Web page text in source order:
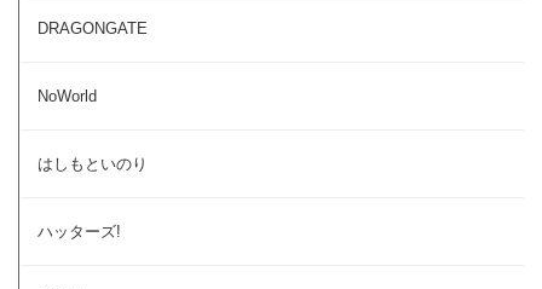
DRAGONGATE
NoWorld
はしもといのり
ハッターズ!